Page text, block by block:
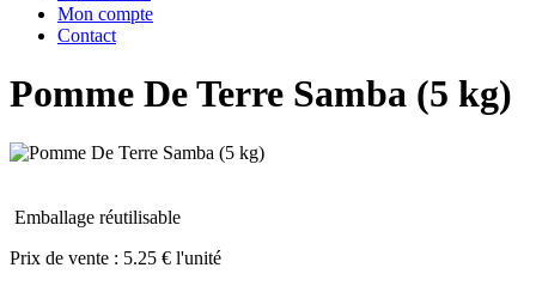
Mon compte
Contact
Pomme De Terre Samba (5 kg)
Emballage réutilisable
Prix de vente : 5.25 € l'unité